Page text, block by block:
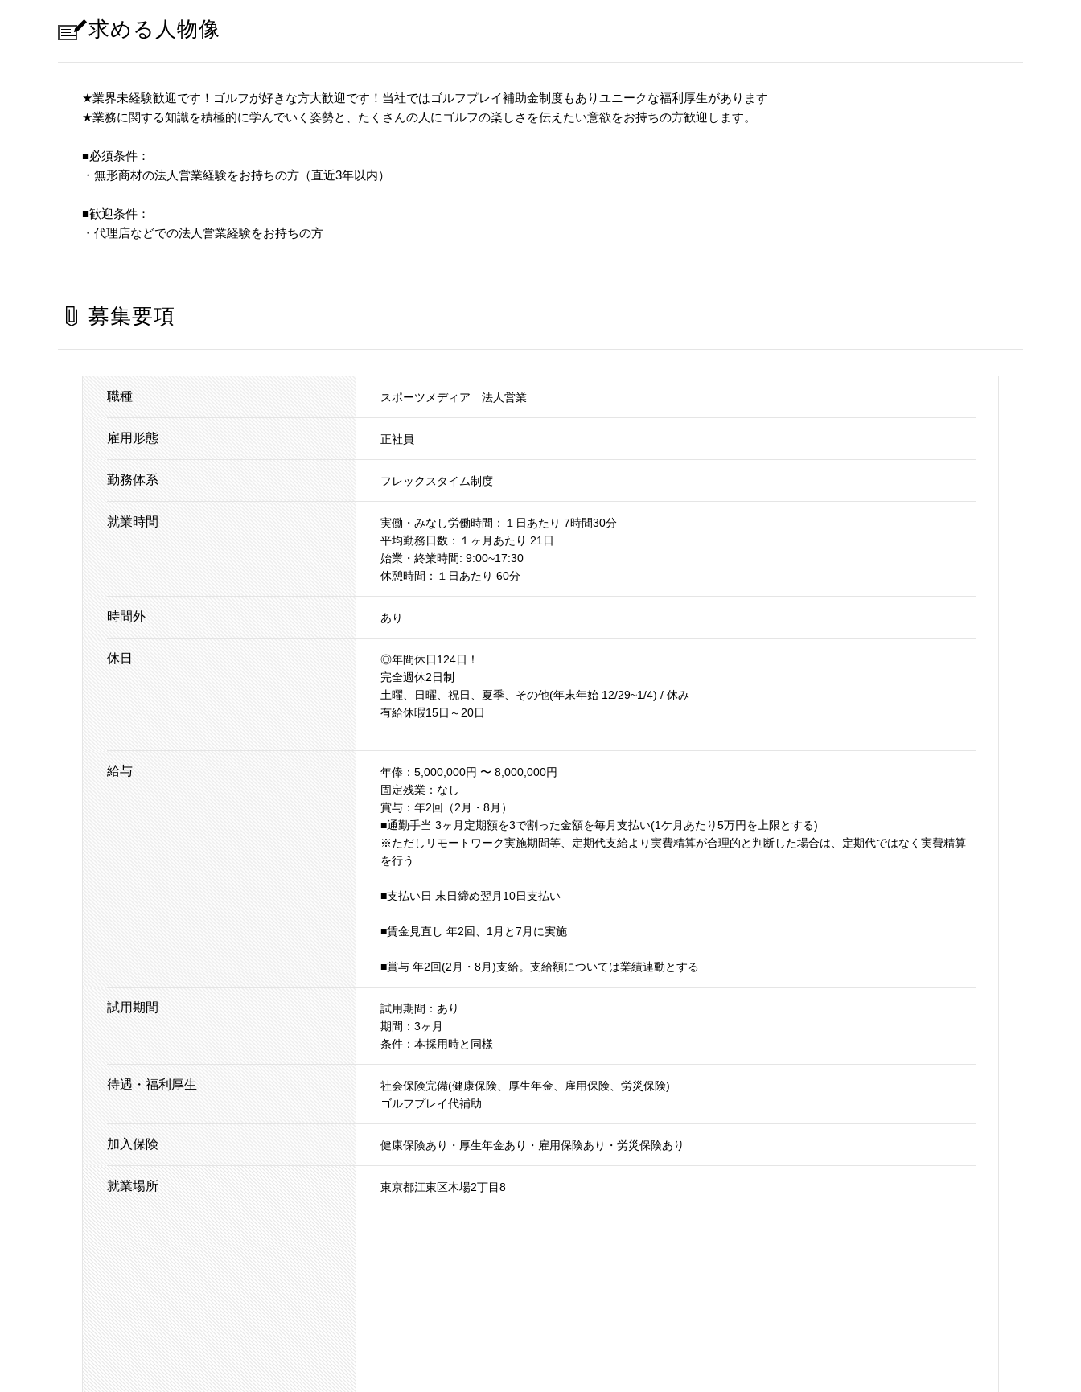
求める人物像
★業界未経験歓迎です！ゴルフが好きな方大歓迎です！当社ではゴルフプレイ補助金制度もありユニークな福利厚生があります
★業務に関する知識を積極的に学んでいく姿勢と、たくさんの人にゴルフの楽しさを伝えたい意欲をお持ちの方歓迎します。
■必須条件：
・無形商材の法人営業経験をお持ちの方（直近3年以内）
■歓迎条件：
・代理店などでの法人営業経験をお持ちの方
募集要項
職種 スポーツメディア 法人営業
雇用形態 正社員
勤務体系 フレックスタイム制度
就業時間
実働・みなし労働時間：１日あたり 7時間30分
平均勤務日数：１ヶ月あたり 21日
始業・終業時間: 9:00~17:30
休憩時間：１日あたり 60分
時間外 あり
休日
◎年間休日124日！
完全週休2日制
土曜、日曜、祝日、夏季、その他(年末年始 12/29~1/4) / 休み
有給休暇15日～20日
給与
年俸：5,000,000円 〜 8,000,000円
固定残業：なし
賞与：年2回（2月・8月）
■通勤手当 3ヶ月定期額を3で割った金額を毎月支払い(1ケ月あたり5万円を上限とする)
※ただしリモートワーク実施期間等、定期代支給より実費精算が合理的と判断した場合は、定期代ではなく実費精算
を行う
■支払い日 末日締め翌月10日支払い
■賃金見直し 年2回、1月と7月に実施
■賞与 年2回(2月・8月)支給。支給額については業績連動とする
試用期間
試用期間：あり
期間：3ヶ月
条件：本採用時と同様
待遇・福利厚生
社会保険完備(健康保険、厚生年金、雇用保険、労災保険)
ゴルフプレイ代補助
加入保険 健康保険あり・厚生年金あり・雇用保険あり・労災保険あり
就業場所 東京都江東区木場2丁目8